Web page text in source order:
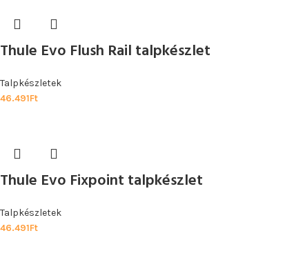
Thule Evo Flush Rail talpkészlet
Talpkészletek
46.491Ft
Thule Evo Fixpoint talpkészlet
Talpkészletek
46.491Ft